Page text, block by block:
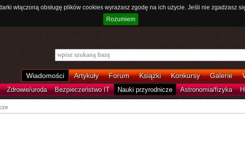
włączoną obsługę plików cookies wyrażasz zgodę na ich użycie. Jeśli nie zgadzasz
Rozumiem
Wiadomości Artykuły Forum Książki Konkursy Galerie
Zdrowie/uroda Bezpieczeństwo IT Nauki przyrodnicze Astronomia/fizyka